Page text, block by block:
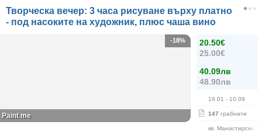
Творческа вечер: 3 часа рисуване върху платно
- под насоките на художник, плюс чаша вино
20.50€
25.00€
40.09лв
48.90лв
16.01 - 10.09
147 грабнати
кв. Манастирски
-18%
Paint me